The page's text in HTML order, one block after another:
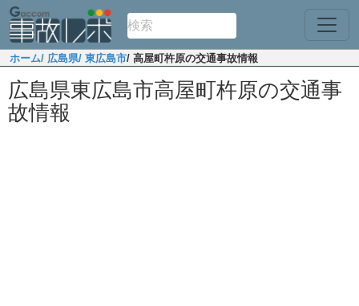
ホーム/ 広島県/ 東広島市/ 高屋町杵原の交通事故情報
広島県東広島市高屋町杵原の交通事
故情報